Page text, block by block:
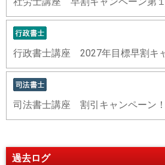
行政書士講座 2027年目標早割キ
司法書士講座 割引キャンペーン！
過去ログ